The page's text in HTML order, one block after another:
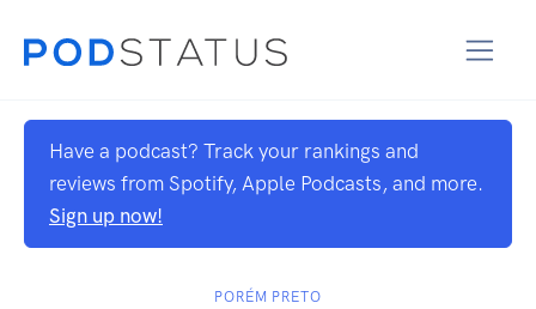
Have a podcast? Track your rankings and
reviews from Spotify, Apple Podcasts, and more.
Sign up now!
PORÉM PRETO